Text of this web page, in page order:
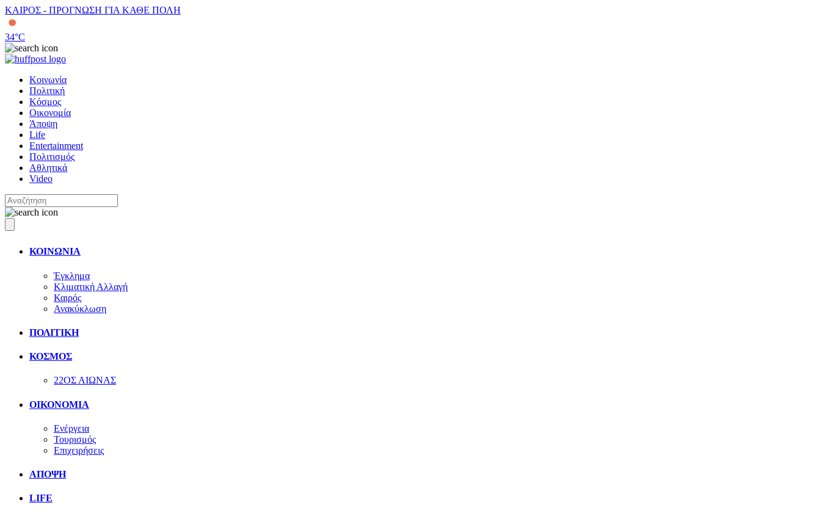
ΚΑΙΡΟΣ - ΠΡΟΓΝΩΣΗ ΓΙΑ ΚΑΘΕ ΠΟΛΗ
34°C
Κοινωνία
Πολιτική
Κόσμος
Οικονομία
Άποψη
Life
Entertainment
Πολιτισμός
Αθλητικά
Video
ΚΟΙΝΩΝΙΑ
Έγκλημα
Κλιματική Αλλαγή
Καιρός
Ανακύκλωση
ΠΟΛΙΤΙΚΗ
ΚΟΣΜΟΣ
22ΟΣ ΑΙΩΝΑΣ
ΟΙΚΟΝΟΜΙΑ
Ενέργεια
Τουρισμός
Επιχειρήσεις
ΑΠΟΨΗ
LIFE